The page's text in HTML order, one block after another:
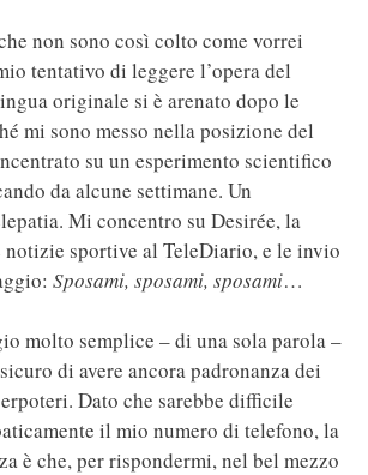
non sono così colto come vorrei
tentativo di leggere l’opera del
originale si è arenato dopo le
mi sono messo nella posizione del
su un esperimento scientifico
da alcune settimane. Un
Mi concentro su Desirée, la
notizie sportive al TeleDiario, e le invio
Sposami, sposami, sposami…
molto semplice – di una sola parola –
di avere ancora padronanza dei
Dato che sarebbe difficile
il mio numero di telefono, la
è che, per rispondermi, nel bel mezzo